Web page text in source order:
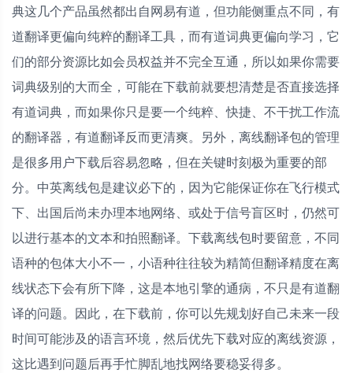
典这几个产品虽然都出自网易有道，但功能侧重点不同，有
道翻译更偏向纯粹的翻译工具，而有道词典更偏向学习，它
们的部分资源比如会员权益并不完全互通，所以如果你需要
词典级别的大而全，可能在下载前就要想清楚是否直接选择
有道词典，而如果你只是要一个纯粹、快捷、不干扰工作流
的翻译器，有道翻译反而更清爽。另外，离线翻译包的管理
是很多用户下载后容易忽略，但在关键时刻极为重要的部
分。中英离线包是建议必下的，因为它能保证你在飞行模式
下、出国后尚未办理本地网络、或处于信号盲区时，仍然可
以进行基本的文本和拍照翻译。下载离线包时要留意，不同
语种的包体大小不一，小语种往往较为精简但翻译精度在离
线状态下会有所下降，这是本地引擎的通病，不只是有道翻
译的问题。因此，在下载前，你可以先规划好自己未来一段
时间可能涉及的语言环境，然后优先下载对应的离线资源，
这比遇到问题后再手忙脚乱地找网络要稳妥得多。